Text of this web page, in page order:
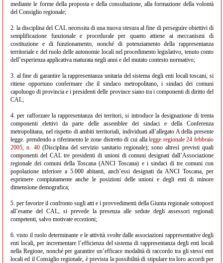
mediante le forme della proposta e della consultazione, alla formazione della volontà
del Consiglio regionale;
2. la disciplina del CAL necessita di una nuova stesura al fine di perseguire obiettivi di
semplificazione funzionale e procedurale per quanto attiene ai meccanismi di
costituzione e di funzionamento, nonché di potenziamento della rappresentanza
territoriale e del ruolo delle autonomie locali nel procedimento legislativo, tenuto conto
dell’esperienza applicativa maturata negli anni e del mutato contesto normativo;
3. al fine di garantire la rappresentanza unitaria del sistema degli enti locali toscani, si
ritiene opportuno confermare che il sindaco metropolitano, i sindaci dei comuni
capoluogo di provincia e i presidenti delle province siano tra i componenti di diritto del
CAL;
4. per rafforzare la rappresentanza dei territori, si introduce la designazione di trenta
componenti elettivi da parte delle assemblee dei sindaci e della Conferenza
metropolitana, nel rispetto di ambiti territoriali, individuati all’allegato A della presente
legge. prendendo a riferimento le zone distretto di cui allalegge regionale 24 febbraio
2005, n. 40(Disciplina del servizio sanitario regionale); sono altresì previsti quali
componenti del CAL tre presidenti di unioni di comuni designati dall’Associazione
regionale dei comuni della Toscana (ANCI Toscana) e i sindaci di tre comuni con
popolazione inferiore a 5.000 abitanti, anch’essi designati da ANCI Toscana, per
esprimere compiutamente anche le posizioni delle unioni e degli enti di minore
dimensione demografica;
5. per favorire il confronto sugli atti e i provvedimenti della Giunta regionale sottoposti
all’esame del CAL, si prevede la presenza alle sedute degli assessori regionali
competenti, salvo motivate eccezioni;
6. visto il ruolo determinante e le attività svolte dalle associazioni rappresentative degli
enti locali, per incrementare l’efficienza del sistema di rappresentanza degli enti locali
nella Regione, nonché per garantire un’efficace modalità di raccordo tra gli stessi enti
locali ed il Consiglio regionale, è prevista la possibilità di stipulare tra loro accordi per